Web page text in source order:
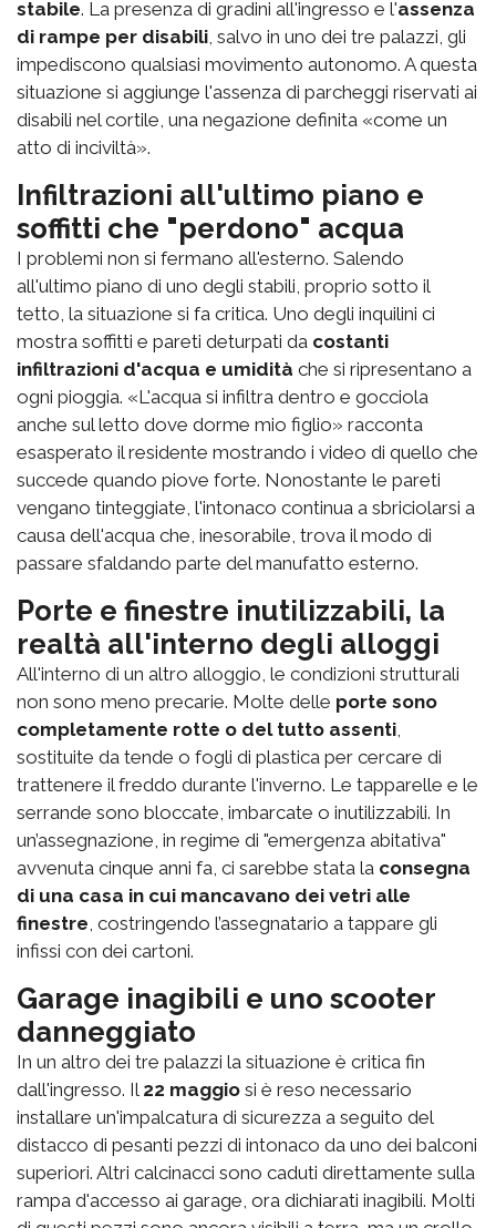
stabile. La presenza di gradini all'ingresso e l'assenza
di rampe per disabili, salvo in uno dei tre palazzi, gli
impediscono qualsiasi movimento autonomo. A questa
situazione si aggiunge l'assenza di parcheggi riservati ai
disabili nel cortile, una negazione definita «come un
atto di inciviltà».
Infiltrazioni all'ultimo piano e
soffitti che "perdono" acqua
I problemi non si fermano all'esterno. Salendo
all'ultimo piano di uno degli stabili, proprio sotto il
tetto, la situazione si fa critica. Uno degli inquilini ci
mostra soffitti e pareti deturpati da costanti
infiltrazioni d'acqua e umidità che si ripresentano a
ogni pioggia. «L'acqua si infiltra dentro e gocciola
anche sul letto dove dorme mio figlio» racconta
esasperato il residente mostrando i video di quello che
succede quando piove forte. Nonostante le pareti
vengano tinteggiate, l'intonaco continua a sbriciolarsi a
causa dell'acqua che, inesorabile, trova il modo di
passare sfaldando parte del manufatto esterno.
Porte e finestre inutilizzabili, la
realtà all'interno degli alloggi
All'interno di un altro alloggio, le condizioni strutturali
non sono meno precarie. Molte delle porte sono
completamente rotte o del tutto assenti,
sostituite da tende o fogli di plastica per cercare di
trattenere il freddo durante l'inverno. Le tapparelle e le
serrande sono bloccate, imbarcate o inutilizzabili. In
un’assegnazione, in regime di "emergenza abitativa"
avvenuta cinque anni fa, ci sarebbe stata la consegna
di una casa in cui mancavano dei vetri alle
finestre, costringendo l’assegnatario a tappare gli
infissi con dei cartoni.
Garage inagibili e uno scooter
danneggiato
In un altro dei tre palazzi la situazione è critica fin
dall'ingresso. Il 22 maggio si è reso necessario
installare un'impalcatura di sicurezza a seguito del
distacco di pesanti pezzi di intonaco da uno dei balconi
superiori. Altri calcinacci sono caduti direttamente sulla
rampa d'accesso ai garage, ora dichiarati inagibili. Molti